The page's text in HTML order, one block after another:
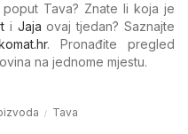
Tava? Znate li koja je
i Jaja ovaj tjedan? Saznajte
. Pronađite pregled
na jednome mjestu.
Tava